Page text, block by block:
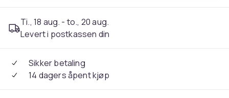
Ti., 18 aug. - to., 20 aug.
Levert i postkassen din
Sikker betaling
14 dagers åpent kjøp